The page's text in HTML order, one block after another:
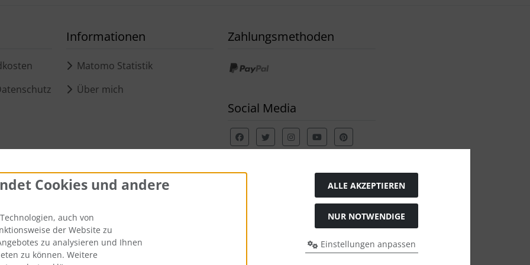
Informationen
Matomo Statistik
Über mich
Zahlungsmethoden
Social Media
Cookies und andere
auch von
der Website zu
zu analysieren und Ihnen
zu können. Weitere
ALLE AKZEPTIEREN
NUR NOTWENDIGE
Einstellungen anpassen